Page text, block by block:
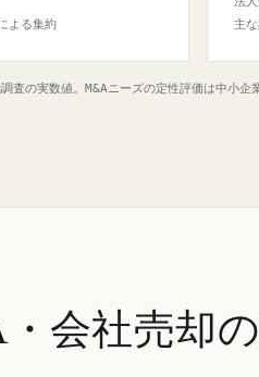
よる集約 主
の実数値。M&Aニーズの定性評価は中小企
会社売却